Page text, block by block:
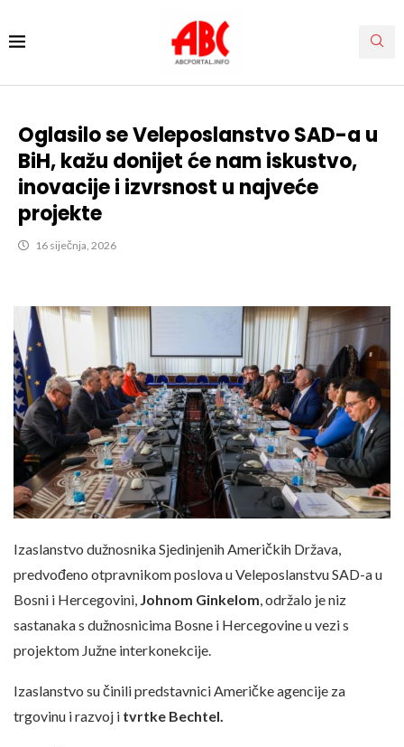
Oglasilo se Veleposlanstvo SAD-a u
BiH, kažu donijet će nam iskustvo,
inovacije i izvrsnost u najveće
projekte
16 siječnja, 2026
Izaslanstvo dužnosnika Sjedinjenih Američkih Država,
predvođeno otpravnikom poslova u Veleposlanstvu SAD-a u
Bosni i Hercegovini, Johnom Ginkelom, održalo je niz
sastanaka s dužnosnicima Bosne i Hercegovine u vezi s
projektom Južne interkonekcije.
Izaslanstvo su činili predstavnici Američke agencije za
trgovinu i razvoj i tvrtke Bechtel.